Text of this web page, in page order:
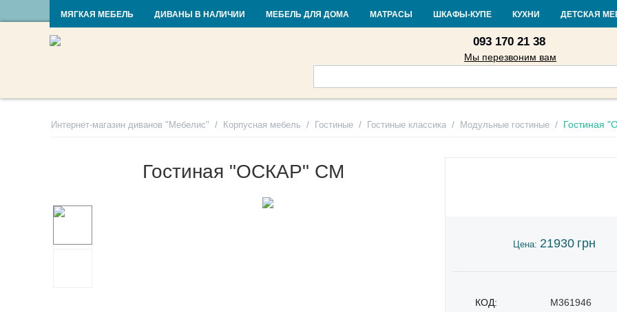
RU UA Контакты Доставка и оплата Гарантия и возврат Кредит
093 170 21 38
Мы перезвоним вам
МЯГКАЯ МЕБЕЛЬ ДИВАНЫ В НАЛИЧИИ МЕБЕЛЬ ДЛЯ ДОМА МАТРАСЫ ШКАФЫ-КУПЕ КУХНИ ДЕТСКАЯ
Интернет-магазин диванов "Мебелис" / Корпусная мебель / Гостиные / Гостиные классика / Модульные гостиные / Гостиная
Гостиная "ОСКАР" СМ
Цена: 21930 грн
КОД:
M361946